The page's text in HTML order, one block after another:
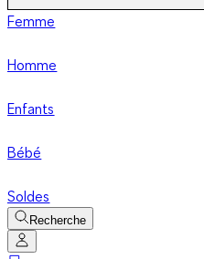
Femme
Homme
Enfants
Bébé
Soldes
Recherche